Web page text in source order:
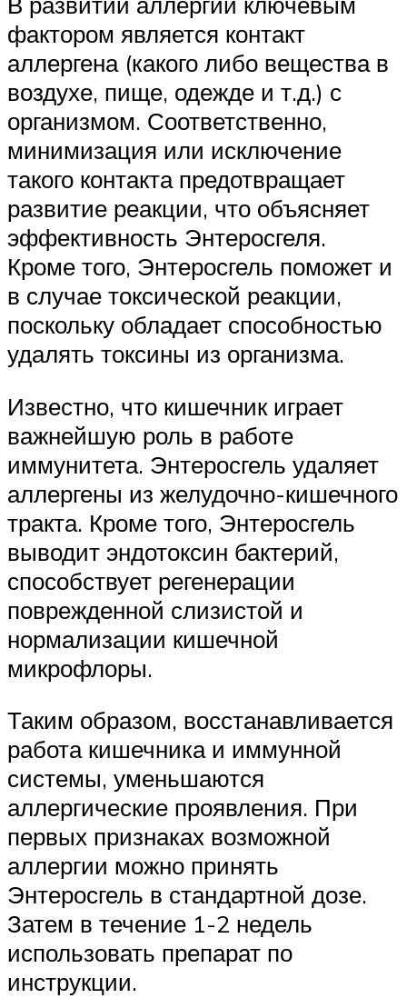
фактором является контакт
аллергена (какого либо вещества в
воздухе, пище, одежде и т.д.) с
организмом. Соответственно,
минимизация или исключение
такого контакта предотвращает
развитие реакции, что объясняет
эффективность Энтеросгеля.
Кроме того, Энтеросгель поможет и
в случае токсической реакции,
поскольку обладает способностью
удалять токсины из организма.
Известно, что кишечник играет
важнейшую роль в работе
иммунитета. Энтеросгель удаляет
аллергены из желудочно-кишечного
тракта. Кроме того, Энтеросгель
выводит эндотоксин бактерий,
способствует регенерации
поврежденной слизистой и
нормализации кишечной
микрофлоры.
Таким образом, восстанавливается
работа кишечника и иммунной
системы, уменьшаются
аллергические проявления. При
первых признаках возможной
аллергии можно принять
Энтеросгель в стандартной дозе.
Затем в течение 1-2 недель
использовать препарат по
инструкции.